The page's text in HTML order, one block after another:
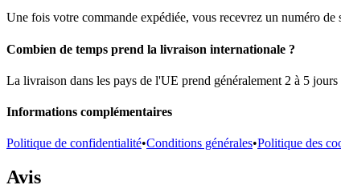
Une fois votre commande expédiée, vous recevrez un numéro
Combien de temps prend la livraison internationale ?
La livraison dans les pays de l'UE prend généralement 2 à 5
Informations complémentaires
Politique de confidentialité•Conditions générales•Politique des
Avis